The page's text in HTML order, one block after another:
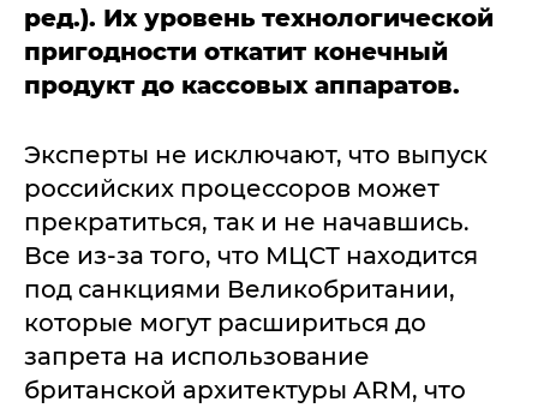
ред.). Их уровень технологической
пригодности откатит конечный
продукт до кассовых аппаратов.
Эксперты не исключают, что выпуск
российских процессоров может
прекратиться, так и не начавшись.
Все из-за того, что МЦСТ находится
под санкциями Великобритании,
которые могут расшириться до
запрета на использование
британской архитектуры ARM, что